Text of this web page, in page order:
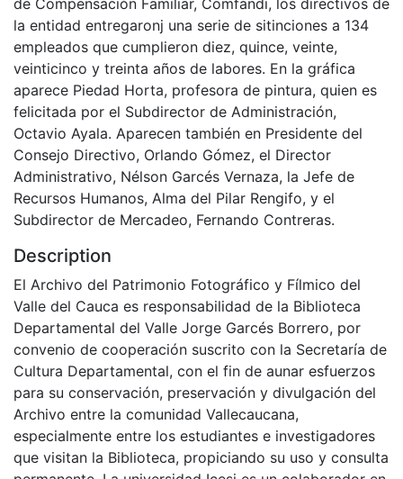
la entidad entregaronj una serie de sitinciones a 134
empleados que cumplieron diez, quince, veinte,
veinticinco y treinta años de labores. En la gráfica
aparece Piedad Horta, profesora de pintura, quien es
felicitada por el Subdirector de Administración,
Octavio Ayala. Aparecen también en Presidente del
Consejo Directivo, Orlando Gómez, el Director
Administrativo, Nélson Garcés Vernaza, la Jefe de
Recursos Humanos, Alma del Pilar Rengifo, y el
Subdirector de Mercadeo, Fernando Contreras.
Description
El Archivo del Patrimonio Fotográfico y Fílmico del
Valle del Cauca es responsabilidad de la Biblioteca
Departamental del Valle Jorge Garcés Borrero, por
convenio de cooperación suscrito con la Secretaría de
Cultura Departamental, con el fin de aunar esfuerzos
para su conservación, preservación y divulgación del
Archivo entre la comunidad Vallecaucana,
especialmente entre los estudiantes e investigadores
que visitan la Biblioteca, propiciando su uso y consulta